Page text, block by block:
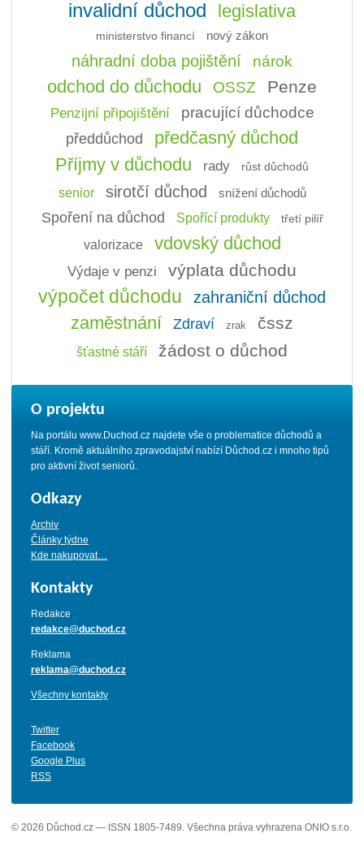
invalidní důchod legislativa
ministerstvo financí nový zákon
náhradní doba pojištění nárok
odchod do důchodu OSSZ Penze
Penzijní připojištění pracující důchodce
předdůchod předčasný důchod
Příjmy v důchodu rady růst důchodů
senior sirotčí důchod snížení důchodů
Spoření na důchod Spořící produkty třetí pilíř
valorizace vdovský důchod
Výdaje v penzi výplata důchodu
výpočet důchodu zahraniční důchod
zaměstnání Zdraví zrak čssz
šťastné stáří žádost o důchod
O projektu
Na portálu www.Duchod.cz najdete vše o problematice důchodů a
stáří. Kromě aktuálního zpravodajství nabízí Důchod.cz i mnoho tipů
pro aktivní život seniorů.
Odkazy
Archiv
Články týdne
Kde nakupovat…
Kontakty
Redakce
redakce@duchod.cz
Reklama
reklama@duchod.cz
Všechny kontakty
Twitter
Facebook
Google Plus
RSS
© 2026 Důchod.cz — ISSN 1805-7489. Všechna práva vyhrazena ONIO s.r.o.